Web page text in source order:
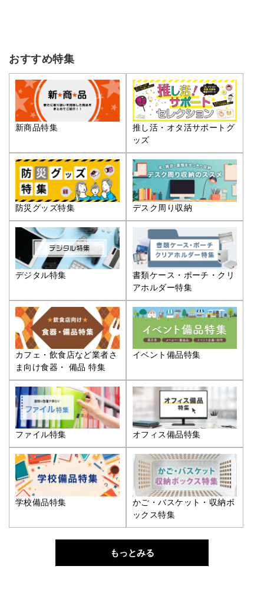
おすすめ特集
新商品特集
推し活・オタ活サポートグ
ッズ
防災グッズ特集 デスク周り収納
デジタル特集
書類ケース・ポーチ・クリ
アホルダー特集
カフェ・飲食店など業者さ
ま向け食器・ 備品 特集
イベント備品特集
ファイル特集 オフィス備品特集
学校備品特集
かご・バスケット・収納ボ
ックス特集
もっとみる